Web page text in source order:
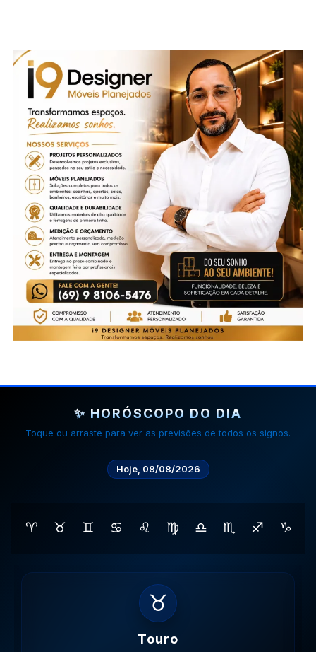
✨ HORÓSCOPO DO DIA
Toque ou arraste para ver as previsões de todos os signos.
Hoje, 08/08/2026
♈ ♉ ♊ ♋ ♌ ♍ ♎ ♏ ♐ ♑
♊
Gemeos